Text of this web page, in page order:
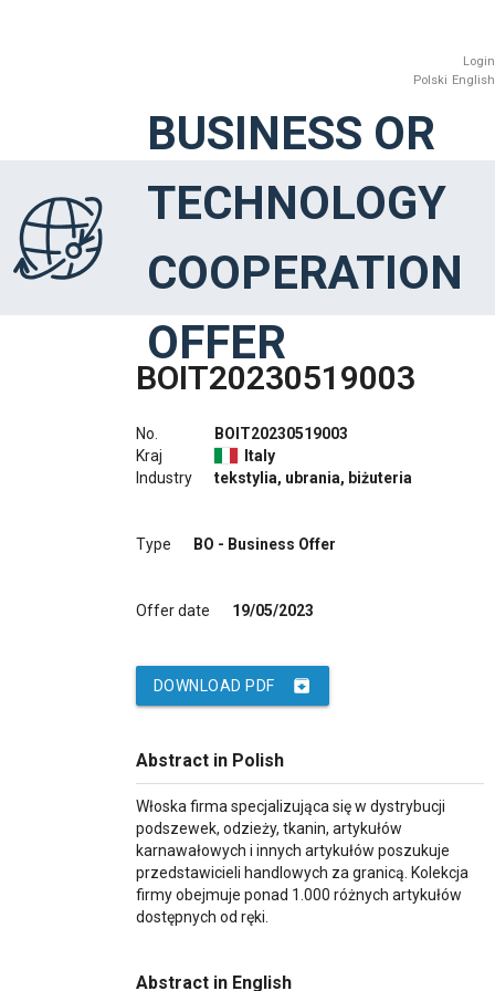
Login
Polski English
BUSINESS OR
TECHNOLOGY
COOPERATION
OFFER
BOIT20230519003
No.
Kraj
Industry
BOIT20230519003
Italy
tekstylia, ubrania, biżuteria
Type BO - Business Offer
Offer date 19/05/2023
archive
DOWNLOAD PDF
Abstract in Polish
Włoska firma specjalizująca się w dystrybucji
podszewek, odzieży, tkanin, artykułów
karnawałowych i innych artykułów poszukuje
przedstawicieli handlowych za granicą. Kolekcja
firmy obejmuje ponad 1.000 różnych artykułów
dostępnych od ręki.
Abstract in English